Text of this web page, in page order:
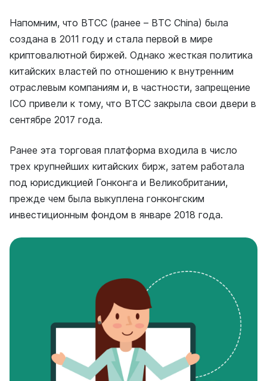
Напомним, что BTCС (ранее – ВТС China) была
создана в 2011 году и стала первой в мире
криптовалютной биржей. Однако жесткая политика
китайских властей по отношению к внутренним
отраслевым компаниям и, в частности, запрещение
ICO привели к тому, что BTCC закрыла свои двери в
сентябре 2017 года.
Ранее эта торговая платформа входила в число
трех крупнейших китайских бирж, затем работала
под юрисдикцией Гонконга и Великобритании,
прежде чем была выкуплена гонконгским
инвестиционным фондом в январе 2018 года.